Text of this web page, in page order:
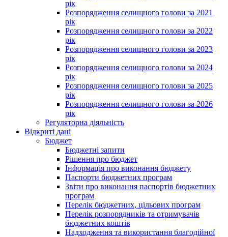
рік
Розпорядження селищного голови за 2021
рік
Розпорядження селищного голови за 2022
рік
Розпорядження селищного голови за 2023
рік
Розпорядження селищного голови за 2024
рік
Розпорядження селищного голови за 2025
рік
Розпорядження селищного голови за 2026
рік
Регуляторна діяльність
Відкриті дані
Бюджет
Бюджетні запити
Рішення про бюджет
Інформація про виконання бюджету
Паспорти бюджетних програм
Звіти про виконання паспортів бюджетних
програм
Перелік бюджетних, цільових програм
Перелік розпорядників та отримувачів
бюджетних коштів
Надходження та використання благодійної